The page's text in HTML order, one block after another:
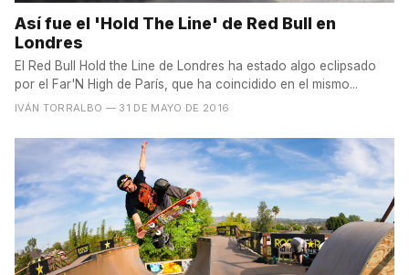
Así fue el 'Hold The Line' de Red Bull en
Londres
El Red Bull Hold the Line de Londres ha estado algo eclipsado
por el Far'N High de París, que ha coincidido en el mismo...
IVÁN TORRALBO — 31 DE MAYO DE 2016